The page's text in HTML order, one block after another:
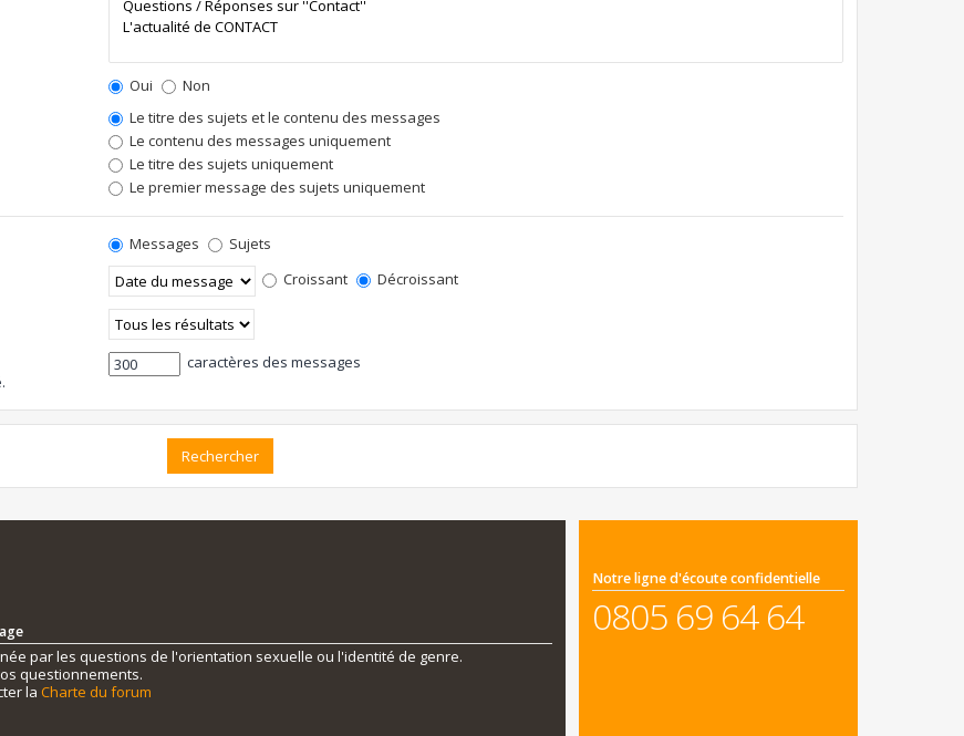
Oui
Non
Le titre des sujets et le contenu des messages
Le contenu des messages uniquement
Le titre des sujets uniquement
Le premier message des sujets uniquement
Messages
Sujets
Croissant
Décroissant
caractères des messages
par les questions de l'orientation sexuelle ou l'identité de genre.
questionnements.
la Charte du forum
Notre ligne d'écoute confidentielle
0805 69 64 64